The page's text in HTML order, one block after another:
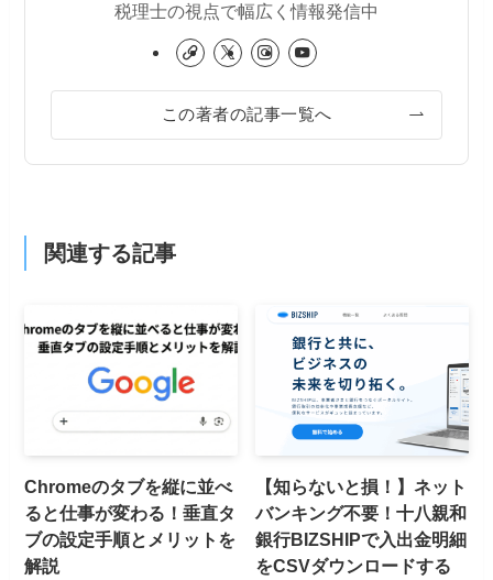
税理士の視点で幅広く情報発信中
この著者の記事一覧へ
関連する記事
Chromeのタブを縦に並べ
ると仕事が変わる！垂直タ
ブの設定手順とメリットを
解説
【知らないと損！】ネット
バンキング不要！十八親和
銀行BIZSHIPで入出金明細
をCSVダウンロードする